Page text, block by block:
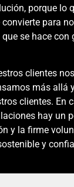
porque lo
para
se hace con
clientes
más allá
clientes. En
hay un
y la firme
y